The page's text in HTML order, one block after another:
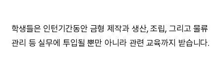
학생들은 인턴기간동안 금형 제작과 생산, 조립, 그리고 물류
관리 등 실무에 투입될 뿐만 아니라 관련 교육까지 받습니다.